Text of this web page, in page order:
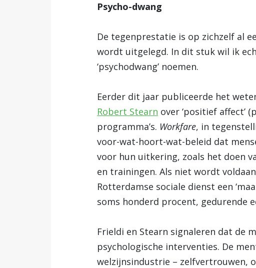
Psycho-dwang
De tegenprestatie is op zichzelf al
wordt uitgelegd. In dit stuk wil ik
‘psychodwang’ noemen.
Eerder dit jaar publiceerde het
Robert Stearn over ‘positief affect’
programma’s. Workfare, in
voor-wat-hoort-wat-beleid dat
voor hun uitkering, zoals het doen
en trainingen. Als niet wordt
Rotterdamse sociale dienst een
soms honderd procent, gedurende
Frieldi en Stearn signaleren dat de
psychologische interventies. De
welzijnsindustrie – zelfvertrouwen,